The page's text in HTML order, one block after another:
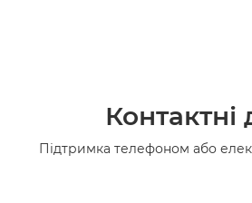
Контактні
Підтримка телефоном або